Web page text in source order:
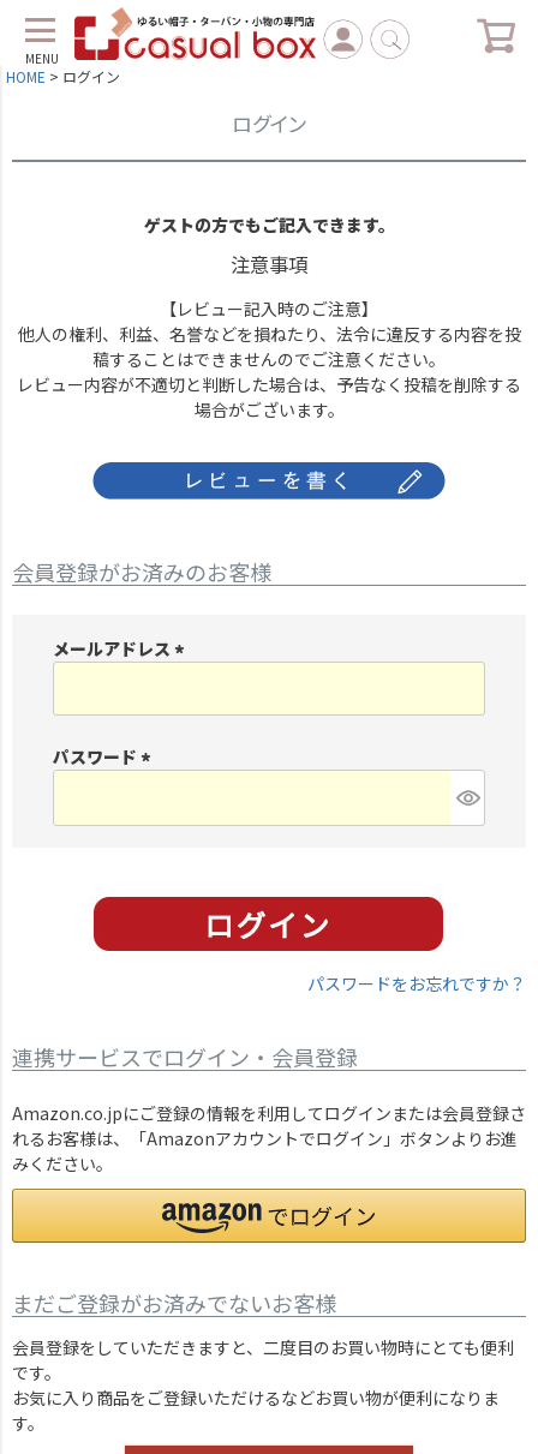
MENU
HOME ログイン
ログイン
ゲストの方でもご記入できます。
注意事項
【レビュー記入時のご注意】
他人の権利、利益、名誉などを損ねたり、法令に違反する内容を投
稿することはできませんのでご注意ください。
レビュー内容が不適切と判断した場合は、予告なく投稿を削除する
場合がございます。
会員登録がお済みのお客様
メールアドレス
パスワード
パスワードをお忘れですか？
連携サービスでログイン・会員登録
Amazon.co.jpにご登録の情報を利用してログインまたは会員登録さ
れるお客様は、「Amazonアカウントでログイン」ボタンよりお進
みください。
まだご登録がお済みでないお客様
会員登録をしていただきますと、二度目のお買い物時にとても便利
です。
お気に入り商品をご登録いただけるなどお買い物が便利になりま
す。